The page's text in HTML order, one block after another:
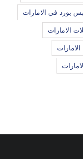
بورد في الامارات
الامارات